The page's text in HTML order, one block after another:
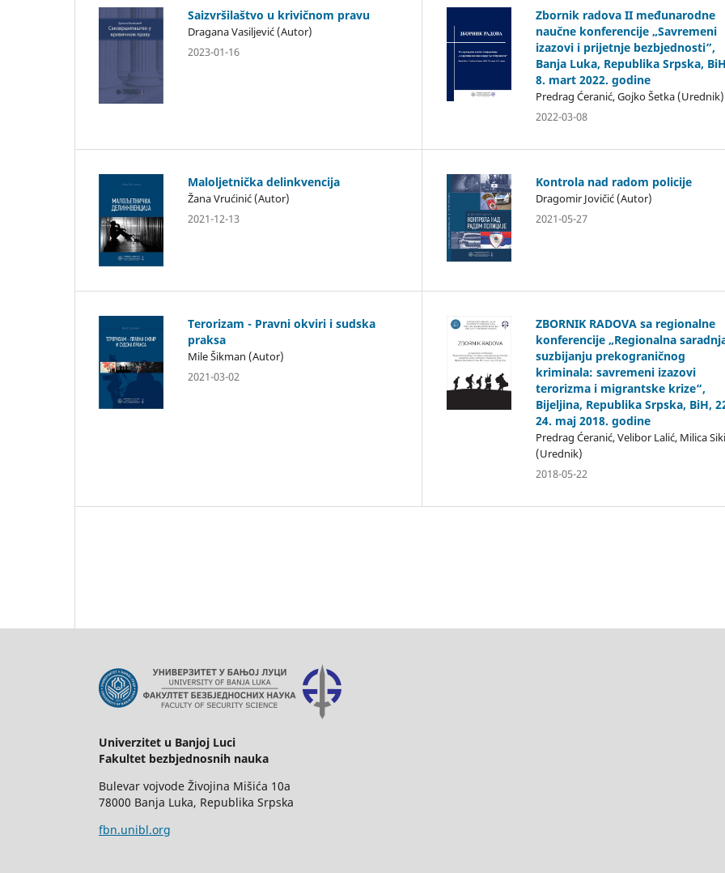
Saizvršilaštvo u krivičnom pravu
Dragana Vasiljević (Autor)
2023-01-16
Zbornik radova II međunarodne
naučne konferencije „Savremeni
izazovi i prijetnje bezbjednosti”,
Banja Luka, Republika Srpska,
8. mart 2022. godine
Predrag Ćeranić, Gojko Šetka (Urednik)
2022-03-08
Maloljetnička delinkvencija
Žana Vrućinić (Autor)
2021-12-13
Kontrola nad radom policije
Dragomir Jovičić (Autor)
2021-05-27
Terorizam - Pravni okviri i sudska
praksa
Mile Šikman (Autor)
2021-03-02
ZBORNIK RADOVA sa regionalne
konferencije „Regionalna
suzbijanju prekograničnog
kriminala: savremeni izazovi
terorizma i migrantske krize“,
Bijeljina, Republika Srpska, BiH,
24. maj 2018. godine
Predrag Ćeranić, Velibor Lalić, Milica
(Urednik)
2018-05-22
Univerzitet u Banjoj Luci
Fakultet bezbjednosnih nauka
Bulevar vojvode Živojina Mišića 10a
78000 Banja Luka, Republika Srpska
fbn.unibl.org